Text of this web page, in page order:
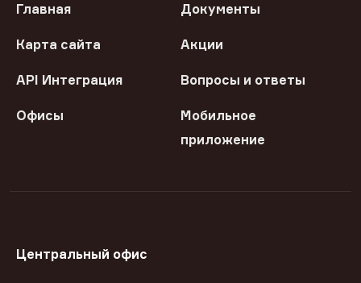
Главная Документы
Карта сайта Акции
API Интеграция Вопросы и ответы
Офисы
Мобильное
приложение
Центральный офис